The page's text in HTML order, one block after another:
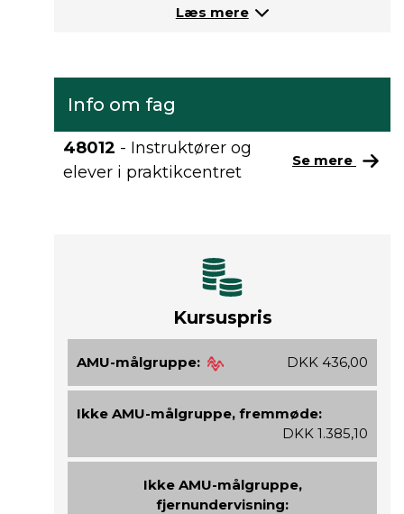
Læs mere
Info om fag
48012 - Instruktører og
elever i praktikcentret
Se mere
Kursuspris
AMU-målgruppe: DKK 436,00
Ikke AMU-målgruppe, fremmøde:
DKK 1.385,10
Ikke AMU-målgruppe,
fjernundervisning: